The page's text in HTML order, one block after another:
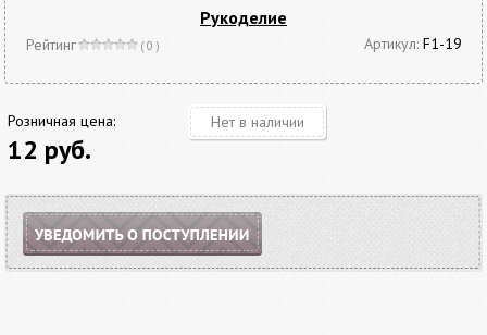
Рукоделие
Рейтинг ( 0 ) Артикул: F1-19
Розничная цена:
12 руб.
Нет в наличии